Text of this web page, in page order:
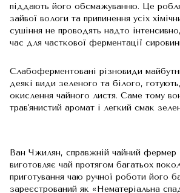
піддають його обсмажуванню. Це
зайвої вологи та припинення усіх
сушіння не проводять надто
час для часткової ферментації
Слабоферментовані різновиди
деякі види зеленого та білого,
окислення чайного листя. Саме тому
трав'янистий аромат і легкий смак
Ван Чжилян, справжній чайний фермер
виготовляє чай протягом багатьох
приготування чаю ручної роботи його
зареєстрований як «Нематеріальна